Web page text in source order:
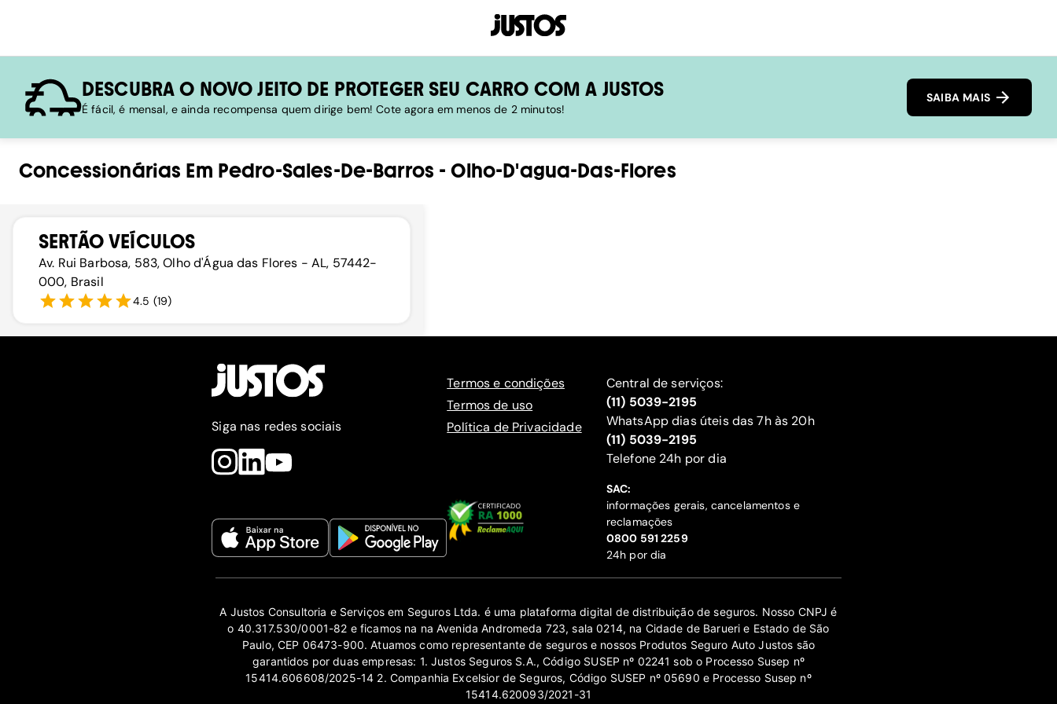
DESCUBRA O NOVO JEITO DE PROTEGER SEU CARRO COM A JUSTOS
É fácil, é mensal, e ainda recompensa quem dirige bem! Cote agora em menos de 2 minutos!
SAIBA MAIS
Concessionárias Em Pedro-Sales-De-Barros -Olho-D'agua-Das-Flores
SERTÃO VEÍCULOS
Av. Rui Barbosa, 583, Olho d'Água das Flores - AL, 57442-
000, Brasil
4.5 (19)
Siga nas redes sociais
Termos e condições
Termos de uso
Política de Privacidade
Central de serviços:
(11) 5039-2195
WhatsApp dias úteis das 7h às 20h
(11) 5039-2195
‍Telefone 24h por dia
SAC:
informações gerais, cancelamentos e
reclamações
‍0800 591 2259
24h por dia
A Justos Consultoria e Serviços em Seguros Ltda. é uma plataforma digital de distribuição de seguros. Nosso CNPJ é
o 40.317.530/0001-82 e ficamos na na Avenida Andromeda 723, sala 0214, na Cidade de Barueri e Estado de São
Paulo, CEP 06473-900. Atuamos como representante de seguros e nossos Produtos Seguro Auto Justos são
garantidos por duas empresas: 1. Justos Seguros S.A., Código SUSEP nº 02241 sob o Processo Susep nº
15414.606608/2025-14 2. Companhia Excelsior de Seguros, Código SUSEP nº 05690 e Processo Susep nº
15414.620093/2021-31